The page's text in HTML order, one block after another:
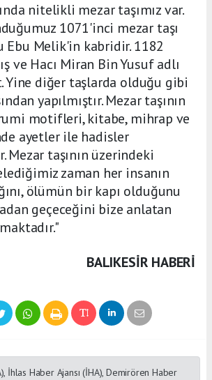
nitelikli mezar taşımız var.
1071'inci mezar taşı
Ebu Melik'in kabridir. 1182
ve Hacı Miran Bin Yusuf adlı
Yine diğer taşlarda olduğu gibi
yapılmıştır. Mezar taşının
motifleri, kitabe, mihrap ve
ayetler ile hadisler
Mezar taşının üzerindeki
zaman her insanın
ölümün bir kapı olduğunu
geçeceğini bize anlatan
BALIKESIR HABERİ
İhlas Haber Ajansı (İHA), Demirören Haber